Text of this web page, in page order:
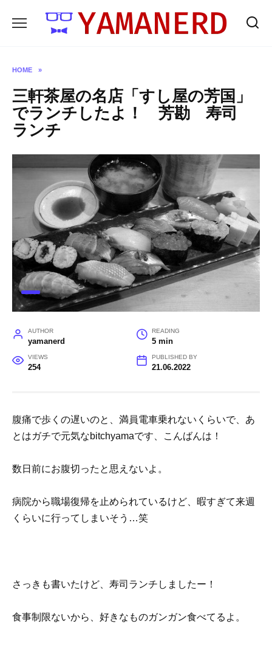
HOME »
三軒茶屋の名店「すし屋の芳国」
でランチしたよ！ 芳勘 寿司
ランチ
AUTHOR
yamanerd
READING
5 min
VIEWS
254
PUBLISHED BY
21.06.2022
腹痛で歩くの遅いのと、満員電車乗れないくらいで、あ
とはガチで元気なbitchyamaです、こんばんは！
数日前にお腹切ったと思えないよ。
病院から職場復帰を止められているけど、暇すぎて来週
くらいに行ってしまいそう…笑
さっきも書いたけど、寿司ランチしましたー！
食事制限ないから、好きなものガンガン食べてるよ。